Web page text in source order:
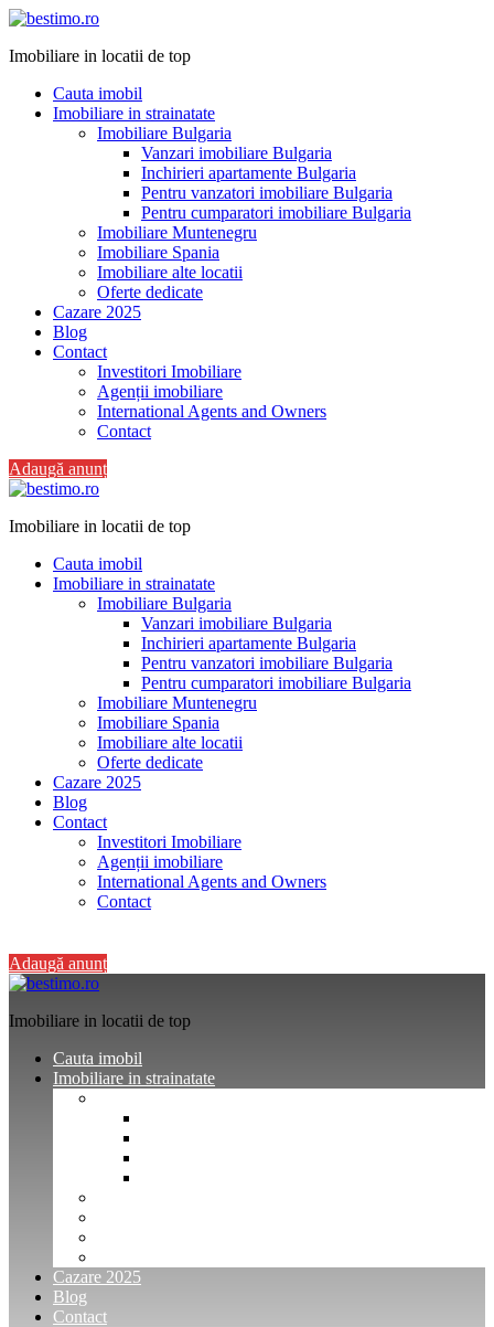
Imobiliare in locatii de top
Cauta imobil
Imobiliare in strainatate
Imobiliare Bulgaria
Vanzari imobiliare Bulgaria
Inchirieri apartamente Bulgaria
Pentru vanzatori imobiliare Bulgaria
Pentru cumparatori imobiliare Bulgaria
Imobiliare Muntenegru
Imobiliare Spania
Imobiliare alte locatii
Oferte dedicate
Cazare 2025
Blog
Contact
Investitori Imobiliare
Agenții imobiliare
International Agents and Owners
Contact
Adaugă anunț
Imobiliare in locatii de top
Cauta imobil
Imobiliare in strainatate
Imobiliare Bulgaria
Vanzari imobiliare Bulgaria
Inchirieri apartamente Bulgaria
Pentru vanzatori imobiliare Bulgaria
Pentru cumparatori imobiliare Bulgaria
Imobiliare Muntenegru
Imobiliare Spania
Imobiliare alte locatii
Oferte dedicate
Cazare 2025
Blog
Contact
Investitori Imobiliare
Agenții imobiliare
International Agents and Owners
Contact
Adaugă anunț
Imobiliare in locatii de top
Cauta imobil
Imobiliare in strainatate
Cazare 2025
Blog
Contact